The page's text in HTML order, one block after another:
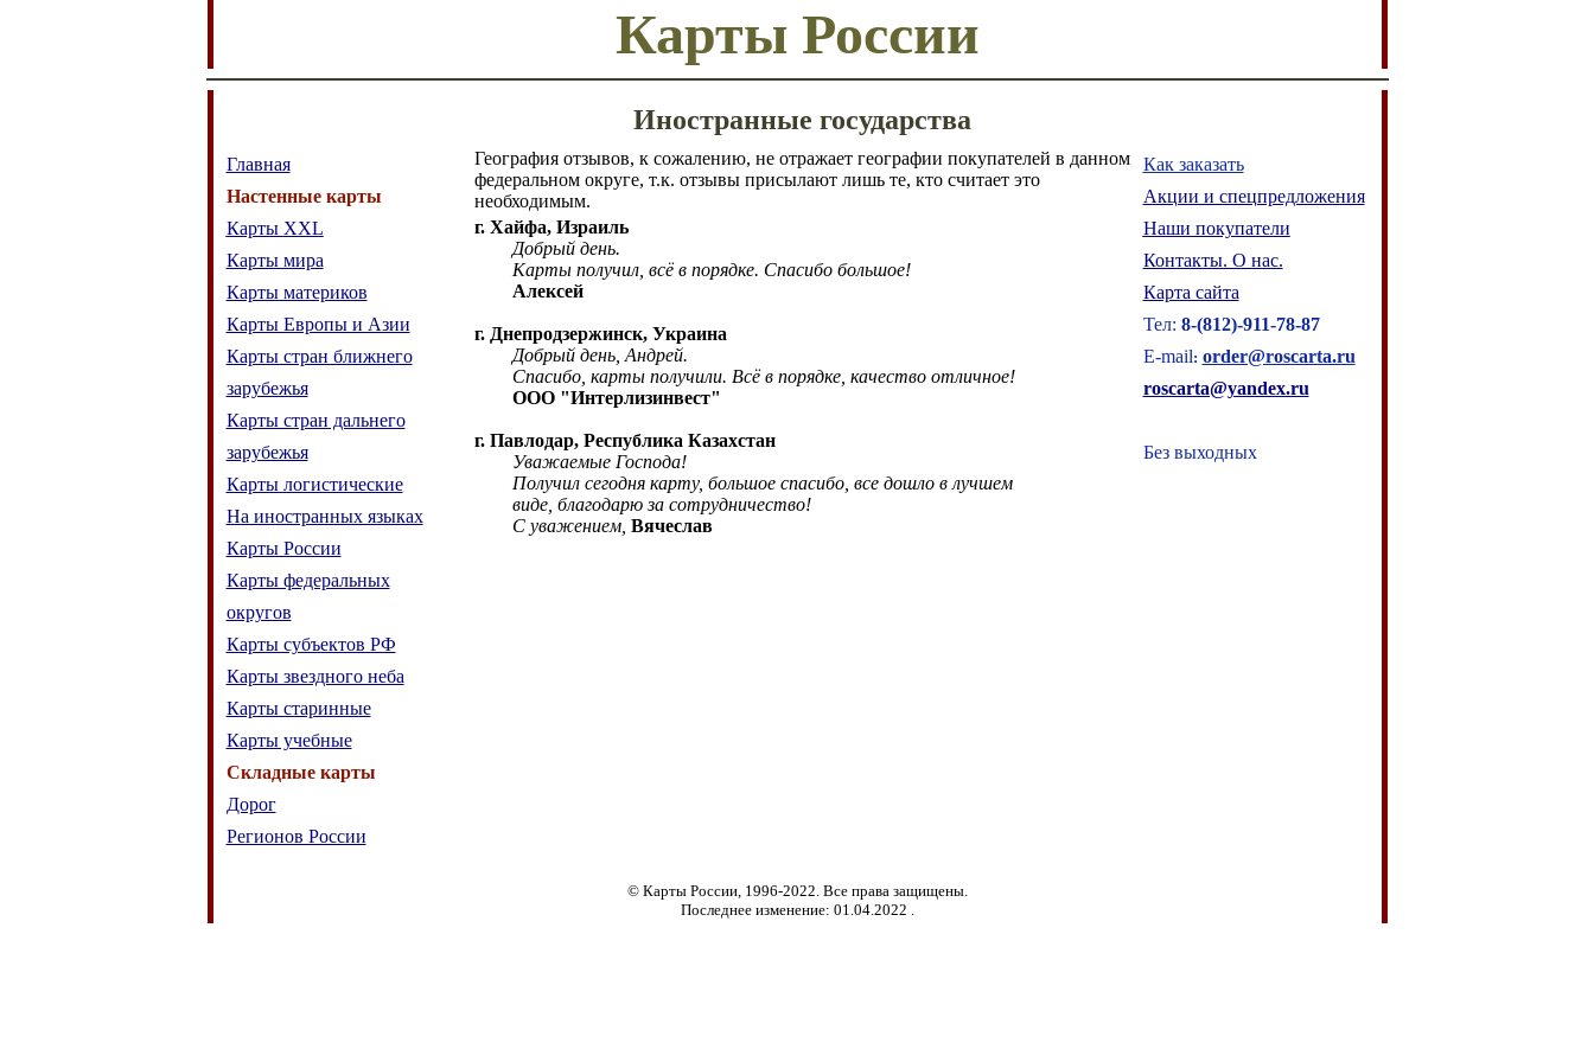
Карты России
Иностранные государства
Главная
Настенные карты
Карты XXL
Карты мира
Карты материков
Карты Европы и Азии
Карты стран ближнего
зарубежья
Карты стран дальнего
зарубежья
Карты логистические
На иностранных языках
Карты России
Карты федеральных
округов
Карты субъектов РФ
Карты звездного неба
Карты старинные
Карты учебные
Складные карты
Дорог
Регионов России
География отзывов, к сожалению, не отражает географии покупателей в данном
федеральном округе, т.к. отзывы присылают лишь те, кто считает это
необходимым.
Как заказать
Акции и спецпредложения
Наши покупатели
Контакты. О нас.
Карта сайта
Тел: 8-(812)-911-78-87
E-mail: order@roscarta.ru
roscarta@yandex.ru
Без выходных
г. Хайфа, Израиль
Добрый день.
Карты получил, всё в порядке. Спасибо большое!
Алексей
г. Днепродзержинск, Украина
Добрый день, Андрей.
Спасибо, карты получили. Всё в порядке, качество отличное!
ООО "Интерлизинвест"
г. Павлодар, Республика Казахстан
Уважаемые Господа!
Получил сегодня карту, большое спасибо, все дошло в лучшем
виде, благодарю за сотрудничество!
С уважением, Вячеслав
© Карты России, 1996-2022. Все права защищены.
Последнее изменение: 01.04.2022 .